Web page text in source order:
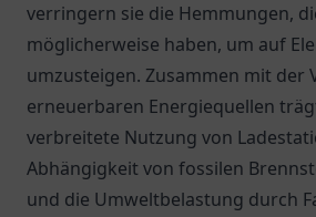
verringern sie die Hemmungen,
möglicherweise haben, um auf
umzusteigen. Zusammen mit der
erneuerbaren Energiequellen
verbreitete Nutzung von
Abhängigkeit von fossilen
und die Umweltbelastung durch